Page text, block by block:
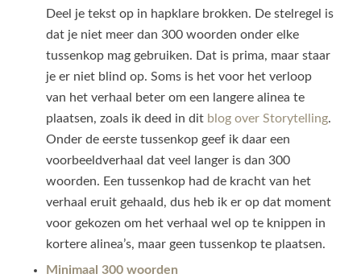
Deel je tekst op in hapklare brokken. De stelregel is
dat je niet meer dan 300 woorden onder elke
tussenkop mag gebruiken. Dat is prima, maar staar
je er niet blind op. Soms is het voor het verloop
van het verhaal beter om een langere alinea te
plaatsen, zoals ik deed in ditblog over Storytelling.
Onder de eerste tussenkop geef ik daar een
voorbeeldverhaal dat veel langer is dan 300
woorden. Een tussenkop had de kracht van het
verhaal eruit gehaald, dus heb ik er op dat moment
voor gekozen om het verhaal wel op te knippen in
kortere alinea’s, maar geen tussenkop te plaatsen.
Minimaal 300 woorden